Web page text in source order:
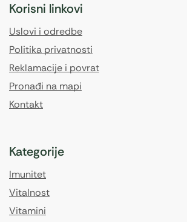
Korisni linkovi
Uslovi i odredbe
Politika privatnosti
Reklamacije i povrat
Pronađi na mapi
Kontakt
Kategorije
Imunitet
Vitalnost
Vitamini